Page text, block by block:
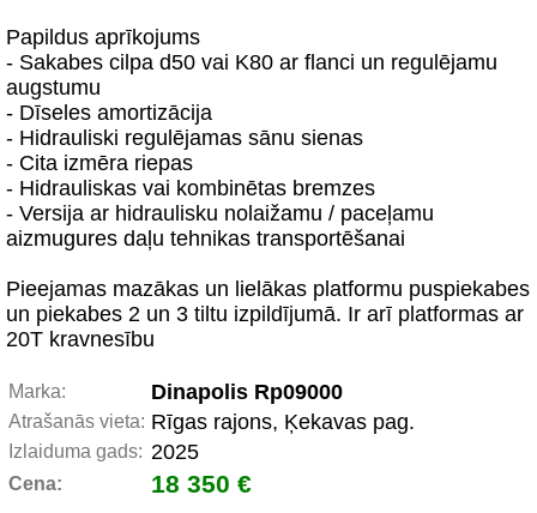
Papildus aprīkojums
- Sakabes cilpa d50 vai K80 ar flanci un regulējamu
augstumu
- Dīseles amortizācija
- Hidrauliski regulējamas sānu sienas
- Cita izmēra riepas
- Hidrauliskas vai kombinētas bremzes
- Versija ar hidraulisku nolaižamu / paceļamu
aizmugures daļu tehnikas transportēšanai
Pieejamas mazākas un lielākas platformu puspiekabes
un piekabes 2 un 3 tiltu izpildījumā. Ir arī platformas ar
20T kravnesību
Marka: Dinapolis Rp09000
Atrašanās vieta: Rīgas rajons, Ķekavas pag.
Izlaiduma gads: 2025
Cena: 18 350 €